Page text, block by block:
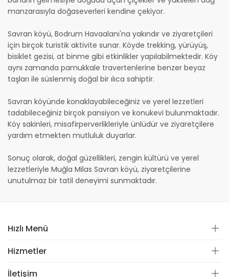
manzarasıyla doğaseverleri kendine çekiyor.
Savran köyü, Bodrum Havaalanı'na yakındır ve ziyaretçileri
için birçok turistik aktivite sunar. Köyde trekking, yürüyüş,
bisiklet gezisi, at binme gibi etkinlikler yapılabilmektedir. Köy
aynı zamanda pamukkale travertenlerine benzer beyaz
taşları ile süslenmiş doğal bir ılıca sahiptir.
Savran köyünde konaklayabileceğiniz ve yerel lezzetleri
tadabileceğiniz birçok pansiyon ve konukevi bulunmaktadır.
Köy sakinleri, misafirperverlikleriyle ünlüdür ve ziyaretçilere
yardım etmekten mutluluk duyarlar.
Sonuç olarak, doğal güzellikleri, zengin kültürü ve yerel
lezzetleriyle Muğla Milas Savran köyü, ziyaretçilerine
unutulmaz bir tatil deneyimi sunmaktadır.
Hızlı Menü
Hizmetler
İletişim